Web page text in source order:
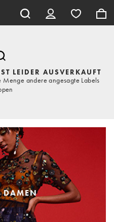
LEIDER AUSVERKAUFT
andere angesagte Labels
DAMEN